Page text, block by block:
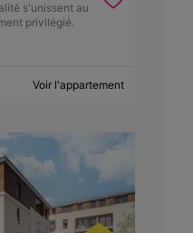
s'unissent au
privilégié.
Voir l'appartement